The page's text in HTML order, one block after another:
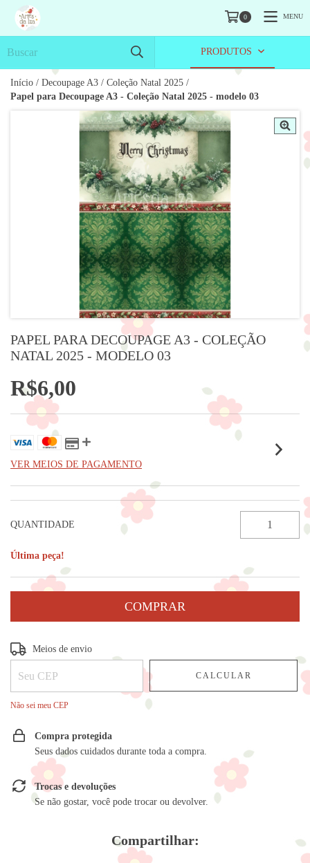
0 MENU
PRODUTOS
Início / Decoupage A3 / Coleção Natal 2025 /
Papel para Decoupage A3 - Coleção Natal 2025 - modelo 03
PAPEL PARA DECOUPAGE A3 - COLEÇÃO
NATAL 2025 - MODELO 03
R$6,00
VER MEIOS DE PAGAMENTO
QUANTIDADE
Última peça!
Entregas para o CEP:
Meios de envio
CALCULAR
Não sei meu CEP
Compra protegida
Seus dados cuidados durante toda a compra.
Trocas e devoluções
Se não gostar, você pode trocar ou devolver.
Compartilhar: